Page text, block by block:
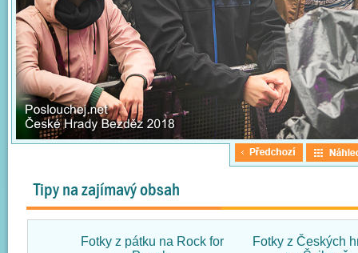
Tipy na zajímavý obsah
Fotky z pátku na Rock for
Fotky z Českých